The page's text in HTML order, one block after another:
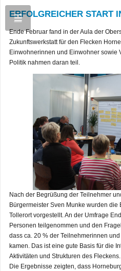
ERFOLGREICHER START
Ende Februar fand in der Aula der
Zukunftswerkstatt für den Flecken
Einwohnerinnen und Einwohner sowie
Politik nahmen daran teil.
Nach der Begrüßung der Teilnehmer
Bürgermeister Sven Munke wurden
Tollerort vorgestellt. An der Umfrage
Personen teilgenommen und den
dass ca. 20 % der Teilnehmerinnen
kamen. Das ist eine gute Basis für die
Aktivitäten und Strukturen des Fleckens.
Die Ergebnisse zeigten, dass